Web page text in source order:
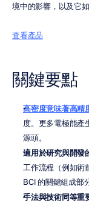
境中的影響，以及它
查看產品
關鍵要點
高密度意味著高精
度。更多電極能產
源頭。
適用於研究與開發
工作流程（例如術
BCI 的關鍵組成部分
手法與技術同等重